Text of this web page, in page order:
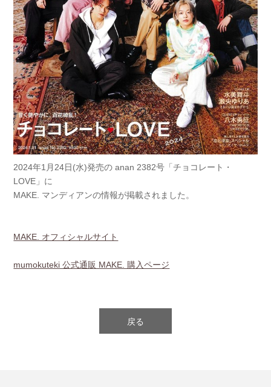
2024年1月24日(水)発売の anan 2382号「チョコレート・
LOVE」に
MAKE. マンディアンの情報が掲載されました。
MAKE. オフィシャルサイト
mumokuteki 公式通販 MAKE. 購入ページ
戻る